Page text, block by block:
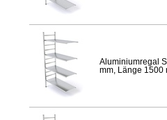
Aluminiumregal
mm, Länge 1500